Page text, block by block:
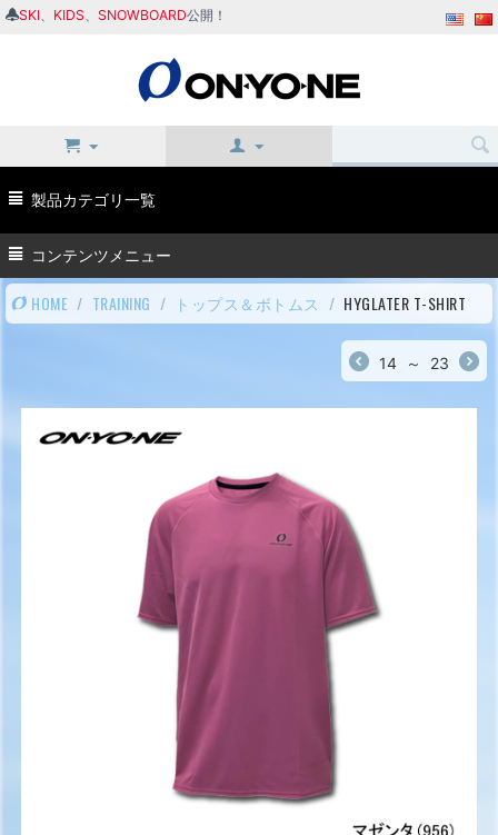
SKI KIDS SNOWBOARD公開！
製品カテゴリ一覧
コンテンツメニュー
HOME / TRAINING / トップス＆ボトムス / HYGLATER T-SHIRT
14 ～ 23